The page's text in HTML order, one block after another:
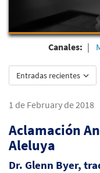
Canales:
Entradas recientes
1 de February de 2018
Aclamación
Aleluya
Dr. Glenn Byer,